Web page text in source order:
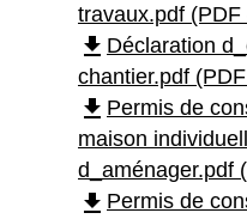
travaux.pdf (PDF
file_download Déclaration
chantier.pdf
file_download Permis de
maison
d_aménager.pdf
file_download Permis de